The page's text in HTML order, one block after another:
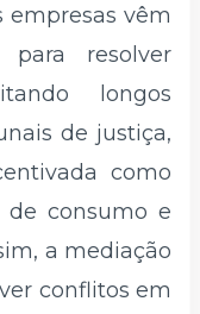
empresas vêm
resolver
longos
de justiça,
como
consumo e
a mediação
conflitos em